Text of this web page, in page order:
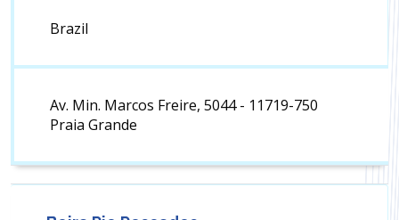
Brazil
Av. Min. Marcos Freire, 5044 - 11719-750
Praia Grande